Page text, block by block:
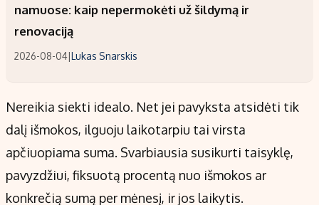
namuose: kaip nepermokėti už šildymą ir
renovaciją
2026-08-04|Lukas Snarskis
Nereikia siekti idealo. Net jei pavyksta atsidėti tik
dalį išmokos, ilguoju laikotarpiu tai virsta
apčiuopiama suma. Svarbiausia susikurti taisyklę,
pavyzdžiui, fiksuotą procentą nuo išmokos ar
konkrečią sumą per mėnesį, ir jos laikytis.